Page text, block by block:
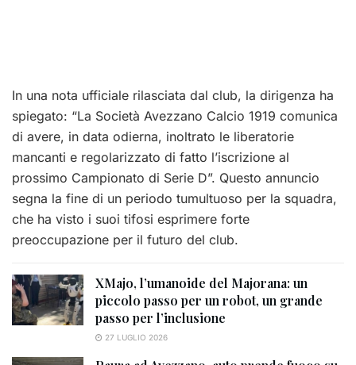
In una nota ufficiale rilasciata dal club, la dirigenza ha
spiegato: “La Società Avezzano Calcio 1919 comunica
di avere, in data odierna, inoltrato le liberatorie
mancanti e regolarizzato di fatto l’iscrizione al
prossimo Campionato di Serie D”. Questo annuncio
segna la fine di un periodo tumultuoso per la squadra,
che ha visto i suoi tifosi esprimere forte
preoccupazione per il futuro del club.
XMajo, l’umanoide del Majorana: un
piccolo passo per un robot, un grande
passo per l’inclusione
27 LUGLIO 2026